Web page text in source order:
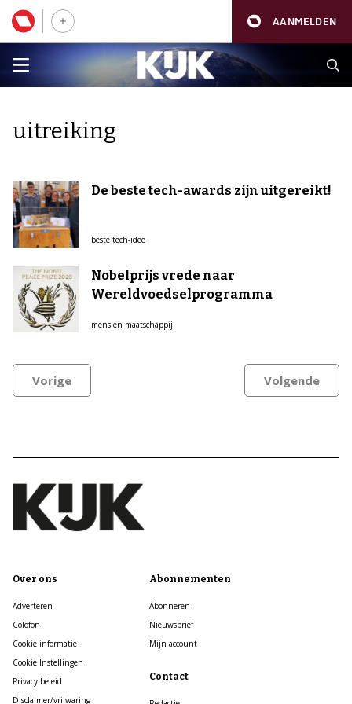
AANMELDEN
uitreiking
De beste tech-awards zijn uitgereikt!
beste tech-idee
Nobelprijs vrede naar
Wereldvoedselprogramma
mens en maatschappij
Vorige Volgende
Over ons
Adverteren
Colofon
Cookie informatie
Cookie Instellingen
Privacy beleid
Disclaimer/vrijwaring
Abonnementen
Abonneren
Nieuwsbrief
Mijn account
Contact